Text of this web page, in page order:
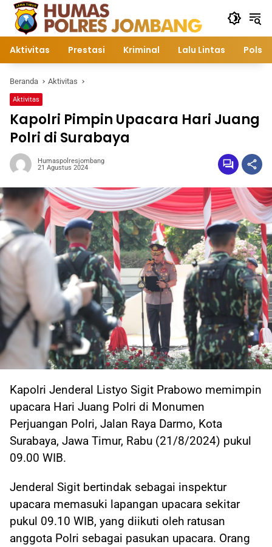
Langsung
konten
Aktivitas Prestasi Kriminal Lalu Lintas
Beranda Aktivitas
Aktivitas
Kapolri Pimpin Upacara Hari Juang
Polri di Surabaya
Humaspolresjombang
21 Agustus 2024
Kapolri Jenderal Listyo Sigit Prabowo memimpin
upacara Hari Juang Polri di Monumen
Perjuangan Polri, Jalan Raya Darmo, Kota
Surabaya, Jawa Timur, Rabu (21/8/2024) pukul
09.00 WIB.
Jenderal Sigit bertindak sebagai inspektur
upacara memasuki lapangan upacara sekitar
pukul 09.10 WIB, yang diikuti oleh ratusan
anggota Polri sebagai pasukan upacara. Orang